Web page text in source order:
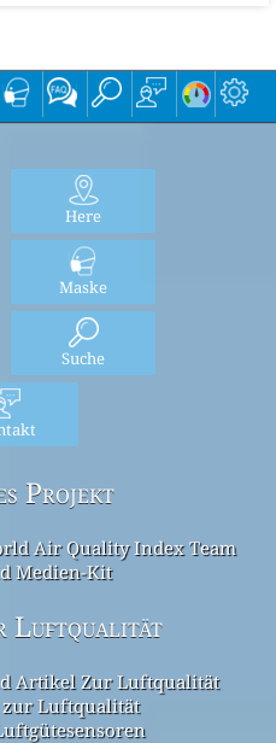
Here
Maske
Suche
Projekt
Air Quality Index Team
Medien-Kit
Luftqualität
Artikel Zur Luftqualität
Luftqualität